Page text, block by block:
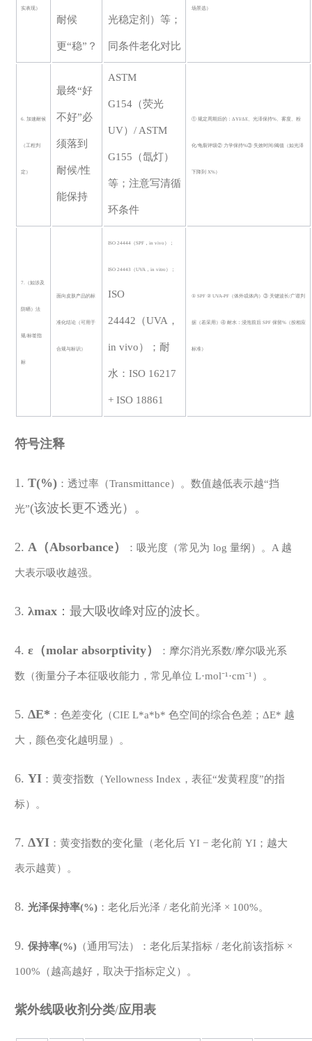
实表现）
耐候
更“稳”？
光稳定剂）等；
同条件老化对比
场景选）
6. 加速耐候
（工程判
定）
最终“好
不好”必
须落到
耐候/性
能保持
ASTM
G154 （荧光
UV）/ ASTM
G155（氙灯）
等；注意写清循
环条件
① 规定周期后的：ΔYI/ΔE、光泽保持%、雾度、粉
化/龟裂评级② 力学保持%③ 失效时间/阈值（如光泽
下降到 X%）
7.（如涉及
防晒）法
规/标签指
标
面向皮肤产品的标
准化结论（可用于
合规与标识）
ISO 24444（SPF，in vivo）；
ISO 24443（UVA，in vitro）；
ISO
24442 （UVA，
in vivo）；耐
水：ISO 16217
+ ISO 18861
① SPF ② UVA-PF（体外或体内）③ 关键波长/广谱判
据（若采用）④ 耐水：浸泡前后 SPF 保留%（按相应
标准）
符号注释
1.T(%) ：透过率（Transmittance）。数值越低表示越“挡
光”(该波长更不透光）。
2. A（Absorbance） ：吸光度（常见为 log 量纲）。A 越
大表示吸收越强。
3.λmax ：最大吸收峰对应的波长。
4.ε（molar absorptivity） ：摩尔消光系数/摩尔吸光系
数（衡量分子本征吸收能力，常见单位 L·mol⁻¹·cm⁻¹）。
5.ΔE* ：色差变化（CIE L*a*b* 色空间的综合色差；ΔE* 越
大，颜色变化越明显）。
6.YI ：黄变指数（Yellowness Index，表征“发黄程度”的指
标）。
7.ΔYI ：黄变指数的变化量（老化后 YI − 老化前 YI；越大
表示越黄）。
8.光泽保持率(%) ：老化后光泽 / 老化前光泽 × 100%。
9.保持率(%) （通用写法）：老化后某指标 / 老化前该指标 ×
100%（越高越好，取决于指标定义）。
紫外线吸收剂分类/应用表